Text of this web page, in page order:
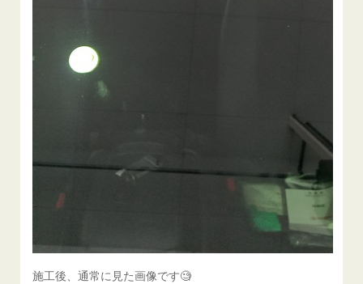
施工後、通常に見た画像です🧐